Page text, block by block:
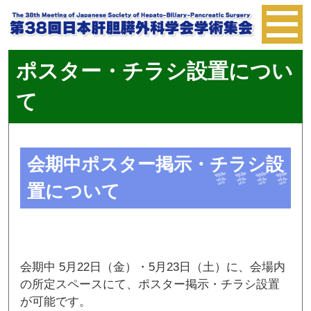
ポスター・チラシ設置につい
て
会期中ポスター掲示・チラシ設
置について
会期中 5月22日（金）・5月23日（土）に、会場内
の所定スペースにて、ポスター掲示・チラシ設置
が可能です。